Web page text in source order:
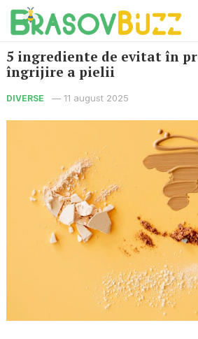
5 ingrediente de evitat în
îngrijire a pielii
DIVERSE — 11 august 2025